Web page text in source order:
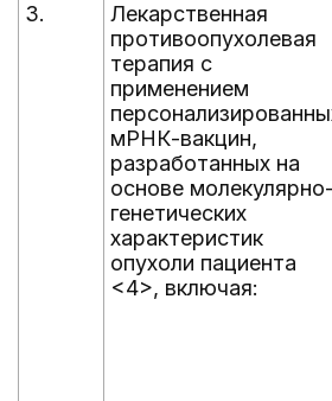
3.
Лекарственная
противоопухолевая
терапия с
применением
мРНК-вакцин,
разработанных на
основе молекулярно-
генетических
характеристик
опухоли пациента
<4>, включая: